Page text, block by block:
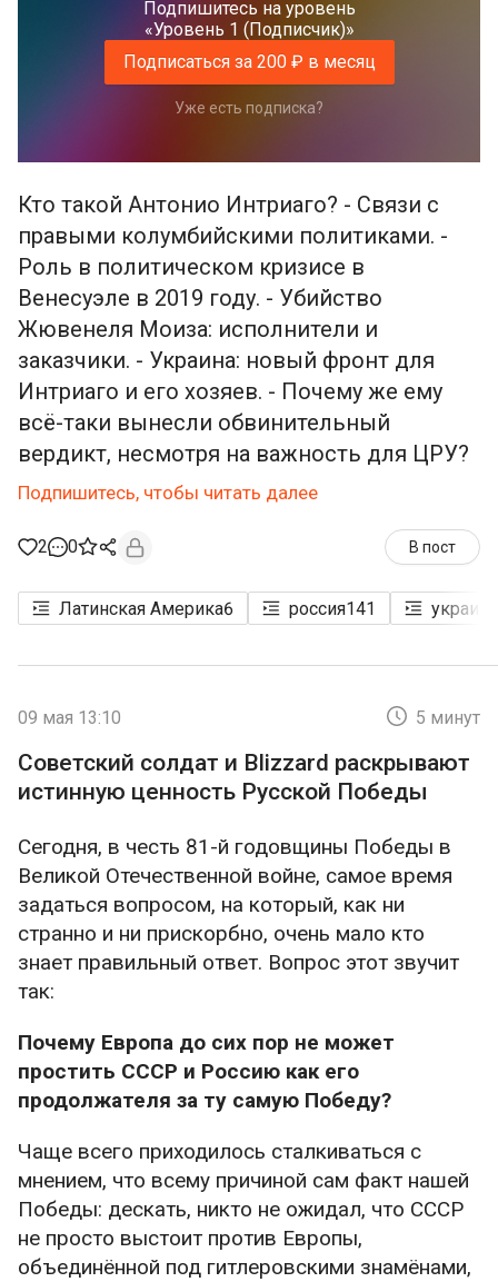
фронта, в отличие от государства, экономики
и общества в целом, и продолжает жить по
меркантильному закону «чернуха лучше
Вместе с тем, людям тоже следует развивать
критическое мышление, однако важно
понимать, что не у всех есть знания,
необходимые для оценки международной
ситуации, обстановки на фронте и
экономических перспектив, а поэтому в
любом случае, главная ответственность
лежит на работниках СМИ и приравненных к
ним по количеству аудитории блогерах. И
одна из фундаментальных проблем
заключается в том, что для них не существует
общепринятых, юридически обязательных
Владимир Эдуардович Трухан, можно и «на***
меньшую ответственность за жизни и судьбы
других людей, чем, к примеру, врачи и
принципов, и в случае несоответствия данным
покидают её, даже невзирая на былые
заслуги.
С медийщиками такого, увы, нет, а любые
попытки создать подобный кодекс этики для
СМИ, носящий обязательный характер, тут же
будут расценены как эдакая цензура и
посягательство на свободу слова. Вместе с
тем, на свободу разжигания паники и
покуситься надо, так как бензиновый кризис
показал: это вопрос уже не только
психологической безопасности, которую
каждый человек в целом в состоянии
обеспечить себе сам, но и экономической,
затрагивающей не только индивидуальные, но
и интересы значительной части общества
одновременно.
Подпишитесь на уровень
«Уровень 1 (Подписчик)»
Подписаться за 200 ₽ в месяц
Уже есть подписка?
Кто такой Антонио Интриаго? - Связи с
правыми колумбийскими политиками. -
Роль в политическом кризисе в
Венесуэле в 2019 году. - Убийство
Жювенеля Моиза: исполнители и
заказчики. - Украина: новый фронт для
Интриаго и его хозяев. - Почему же ему
всё-таки вынесли обвинительный
вердикт, несмотря на важность для ЦРУ?
Подпишитесь, чтобы читать далее
2 0 В пост
Латинская Америка6 россия141 украина
09 мая 13:10 5 минут
Советский солдат и Blizzard раскрывают
истинную ценность Русской Победы
Сегодня, в честь 81-й годовщины Победы в
Великой Отечественной войне, самое время
задаться вопросом, на который, как ни
странно и ни прискорбно, очень мало кто
знает правильный ответ. Вопрос этот звучит
так:
Почему Европа до сих пор не может
простить СССР и Россию как его
продолжателя за ту самую Победу?
Чаще всего приходилось сталкиваться с
мнением, что всему причиной сам факт нашей
Победы: дескать, никто не ожидал, что СССР
не просто выстоит против Европы,
объединённой под гитлеровскими знамёнами,